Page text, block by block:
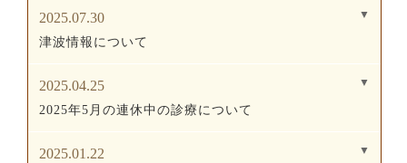
2025.07.30
津波情報について
2025.04.25
2025年5月の連休中の診療について
2025.01.22